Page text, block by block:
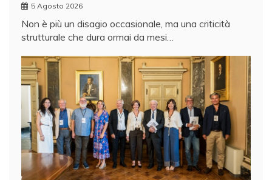
5 Agosto 2026
Non è più un disagio occasionale, ma una criticità
strutturale che dura ormai da mesi…